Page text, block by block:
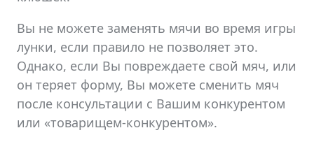
Вы не можете заменять мячи во время игры
лунки, если правило не позволяет это.
Однако, если Вы повреждаете свой мяч, или
он теряет форму, Вы можете сменить мяч
после консультации с Вашим конкурентом
или «товарищем-конкурентом».